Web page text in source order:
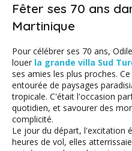
Fêter ses 70 ans
Martinique
Pour célébrer ses 70 ans,
louer la grande villa Sud
ses amies les plus proches.
entourée de paysages
tropicale. C'était l'occasion
quotidien, et savourer des
complicité.
Le jour du départ, l'excitation
heures de vol, elles